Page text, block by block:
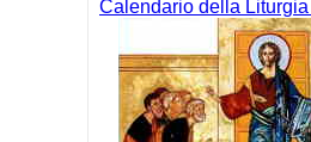
Calendario della